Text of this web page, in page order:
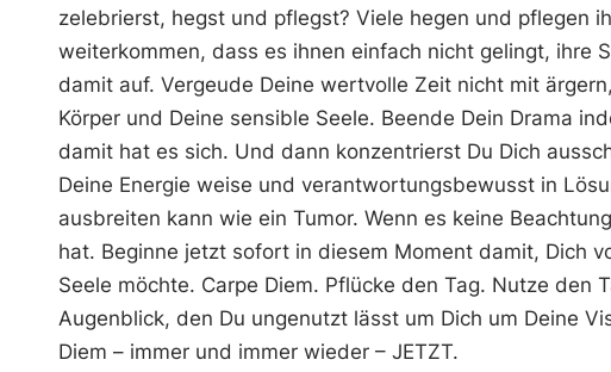
zelebrierst, hegst und pflegst? Viele hegen und pflegen
weiterkommen, dass es ihnen einfach nicht gelingt, ihre
damit auf. Vergeude Deine wertvolle Zeit nicht mit
Körper und Deine sensible Seele. Beende Dein Drama
damit hat es sich. Und dann konzentrierst Du Dich
Deine Energie weise und verantwortungsbewusst in
ausbreiten kann wie ein Tumor. Wenn es keine
hat. Beginne jetzt sofort in diesem Moment damit, Dich
Seele möchte. Carpe Diem. Pflücke den Tag. Nutze den
Augenblick, den Du ungenutzt lässt um Dich um Deine
Diem – immer und immer wieder – JETZT.